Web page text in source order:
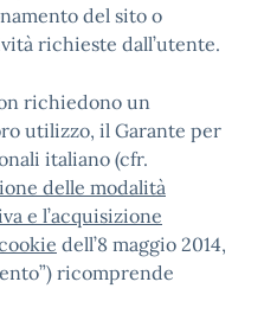
del sito o
richieste dall’utente.
richiedono un
utilizzo, il Garante per
italiano (cfr.
delle modalità
e l’acquisizione
dell’8 maggio 2014,
ricomprende